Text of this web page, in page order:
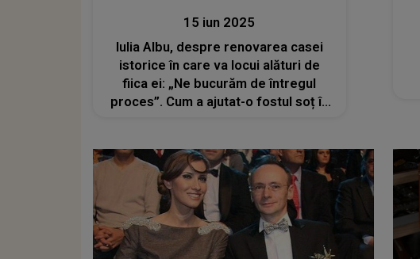
15 iun 2025
Iulia Albu, despre renovarea casei
istorice în care va locui alături de
fiica ei: „Ne bucurăm de întregul
proces”. Cum a ajutat-o fostul soț în